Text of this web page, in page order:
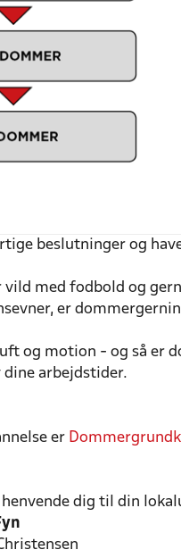
beslutninger og
vild med fodbold og
er
og motion - og så er
dine arbejdstider.
er
henvende dig til din